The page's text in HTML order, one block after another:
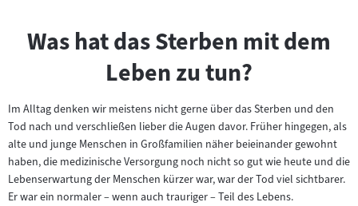
Was hat das Sterben mit dem
Leben zu tun?
Im Alltag denken wir meistens nicht gerne über das Sterben und den
Tod nach und verschließen lieber die Augen davor. Früher hingegen, als
alte und junge Menschen in Großfamilien näher beieinander gewohnt
haben, die medizinische Versorgung noch nicht so gut wie heute und die
Lebenserwartung der Menschen kürzer war, war der Tod viel sichtbarer.
Er war ein normaler – wenn auch trauriger – Teil des Lebens.